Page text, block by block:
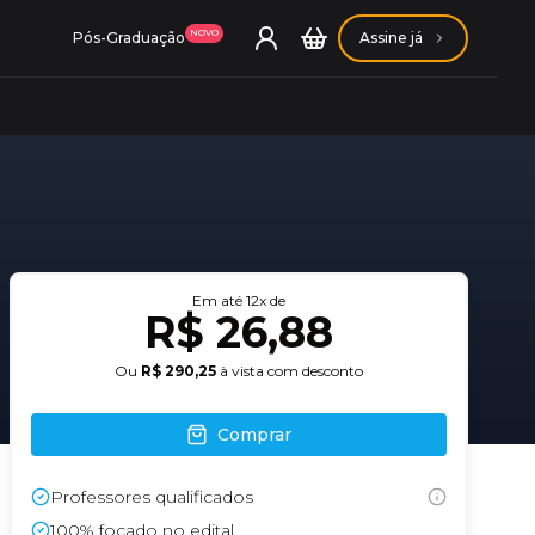
Pós-Graduação NOVO Assine já
Em até 12x de
R$ 26,88
Ou R$ 290,25 à vista com desconto
Comprar
Professores qualificados
100% focado no edital